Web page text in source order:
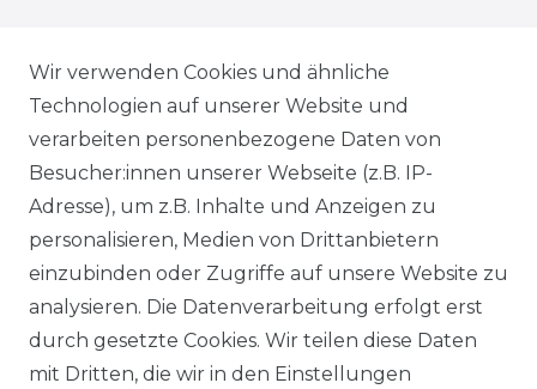
WARENKORB
ZUR KASSE
HILFE
INFORMATIONEN
KONTAKT
Wir verwenden Cookies und ähnliche
Technologien auf unserer Website und
verarbeiten personenbezogene Daten von
Besucher:innen unserer Webseite (z.B. IP-
Adresse), um z.B. Inhalte und Anzeigen zu
personalisieren, Medien von Drittanbietern
einzubinden oder Zugriffe auf unsere Website zu
analysieren. Die Datenverarbeitung erfolgt erst
durch gesetzte Cookies. Wir teilen diese Daten
mit Dritten, die wir in den Einstellungen